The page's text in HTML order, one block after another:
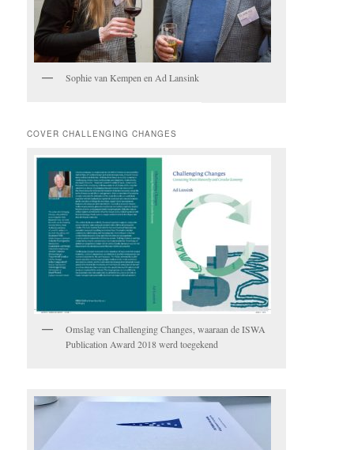
Sophie van Kempen en Ad Lansink
COVER CHALLENGING CHANGES
Omslag van Challenging Changes, waaraan de ISWA
Publication Award 2018 werd toegekend